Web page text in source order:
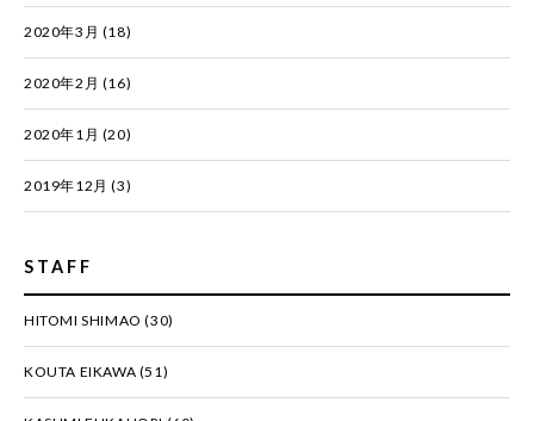
2020年3月 (18)
2020年2月 (16)
2020年1月 (20)
2019年12月 (3)
STAFF
HITOMI SHIMAO (30)
KOUTA EIKAWA (51)